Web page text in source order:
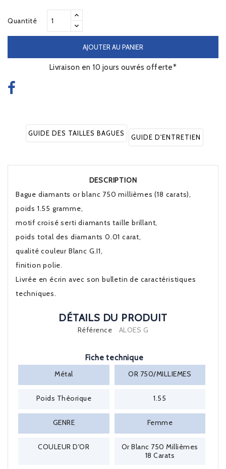
Quantité
AJOUTER AU PANIER
Livraison en 10 jours ouvrés offerte*
GUIDE DES TAILLES BAGUES GUIDE D'ENTRETIEN
DESCRIPTION
Bague diamants or blanc 750 millièmes (18 carats),
poids 1.55 gramme,
motif croisé serti diamants taille brillant,
poids total des diamants 0.01 carat,
qualité couleur Blanc G.I1,
finition polie.
Livrée en écrin avec son bulletin de caractéristiques
techniques.
DÉTAILS DU PRODUIT
Référence ALOES G
Fiche technique
Métal
OR 750/MILLIEMES
Poids Théorique 1.55
GENRE Femme
COULEUR D'OR
Or Blanc 750 Millièmes
18 Carats